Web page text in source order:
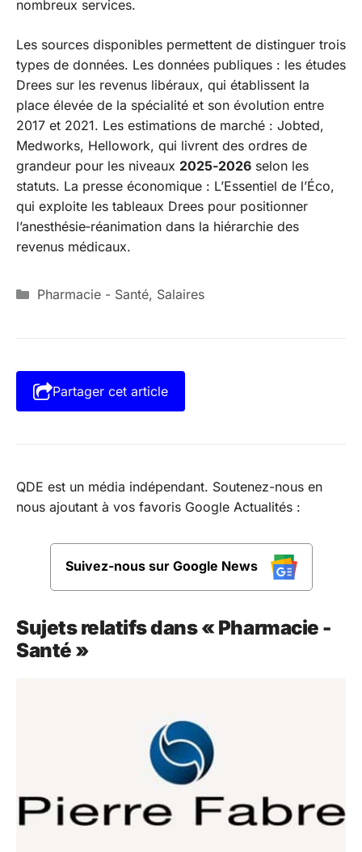
nombreux services.
Les sources disponibles permettent de distinguer trois
types de données. Les données publiques : les études
Drees sur les revenus libéraux, qui établissent la
place élevée de la spécialité et son évolution entre
2017 et 2021. Les estimations de marché : Jobted,
Medworks, Hellowork, qui livrent des ordres de
grandeur pour les niveaux 2025‑2026 selon les
statuts. La presse économique : L’Essentiel de l’Éco,
qui exploite les tableaux Drees pour positionner
l’anesthésie‑réanimation dans la hiérarchie des
revenus médicaux.
Catégories
Pharmacie - Santé, Salaires
Partager cet article
QDE est un média indépendant. Soutenez-nous en
nous ajoutant à vos favoris Google Actualités :
Suivez-nous sur Google News
Sujets relatifs dans « Pharmacie -
Santé »